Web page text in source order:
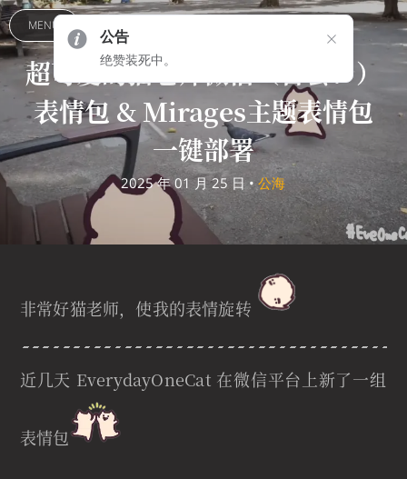
MENU
超可爱的猫老师微信（首套！）
表情包 & Mirages主题表情包
一键部署
2025 年 01 月 25 日 •公海
非常好猫老师，使我的表情旋转
近几天 EverydayOneCat 在微信平台上新了一组
表情包
公告
绝赞装死中。